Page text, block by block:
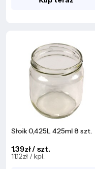
Słoik 0,425L 425ml 8 szt.
1.39zł / szt.
11.12zł / kpl.